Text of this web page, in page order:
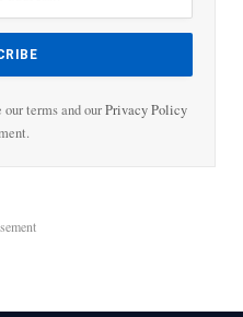
terms and ourPrivacy Policy